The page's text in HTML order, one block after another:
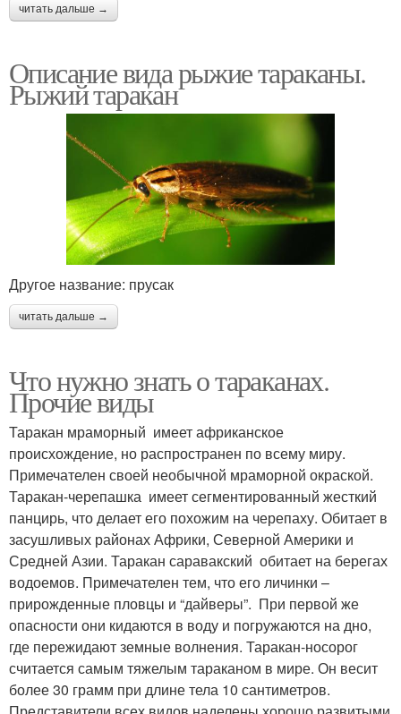
читать дальше →
Описание вида рыжие тараканы.
Рыжий таракан
Другое название: прусак
читать дальше →
Что нужно знать о тараканах.
Прочие виды
Таракан мраморный имеет африканское
происхождение, но распространен по всему миру.
Примечателен своей необычной мраморной окраской.
Таракан-черепашка имеет сегментированный жесткий
панцирь, что делает его похожим на черепаху. Обитает в
засушливых районах Африки, Северной Америки и
Средней Азии. Таракан саравакский обитает на берегах
водоемов. Примечателен тем, что его личинки –
прирожденные пловцы и “дайверы”. При первой же
опасности они кидаются в воду и погружаются на дно,
где пережидают земные волнения. Таракан-носорог
считается самым тяжелым тараканом в мире. Он весит
более 30 грамм при длине тела 10 сантиметров.